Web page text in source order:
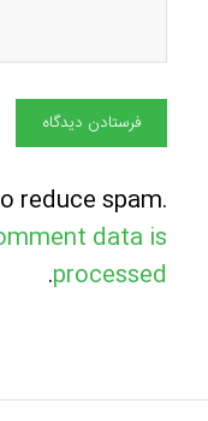
reduce spam.
data is
processed
.